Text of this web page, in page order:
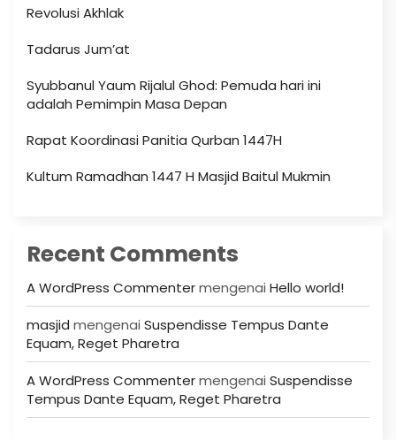
Revolusi Akhlak
Tadarus Jum’at
Syubbanul Yaum Rijalul Ghod: Pemuda hari ini
adalah Pemimpin Masa Depan
Rapat Koordinasi Panitia Qurban 1447H
Kultum Ramadhan 1447 H Masjid Baitul Mukmin
Recent Comments
A WordPress Commentermengenai Hello world!
masjid mengenai Suspendisse Tempus Dante
Equam, Reget Pharetra
A WordPress Commentermengenai Suspendisse
Tempus Dante Equam, Reget Pharetra